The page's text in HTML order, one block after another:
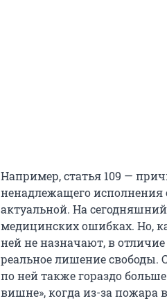
Например, статья 109 —
ненадлежащего исполнения
актуальной. На
медицинских ошибках. Но,
ней не назначают, в
реальное лишение свободы.
по ней также гораздо
вишне», когда из-за пожара